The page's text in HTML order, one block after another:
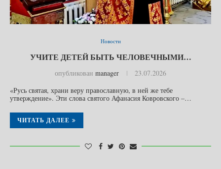
Новости
УЧИТЕ ДЕТЕЙ БЫТЬ ЧЕЛОВЕЧНЫМИ…
опубликован manager
23.07.2026
«Русь святая, храни веру православную, в ней же тебе
утверждение». Эти слова святого Афанасия Ковровского –…
ЧИТАТЬ ДАЛЕЕ